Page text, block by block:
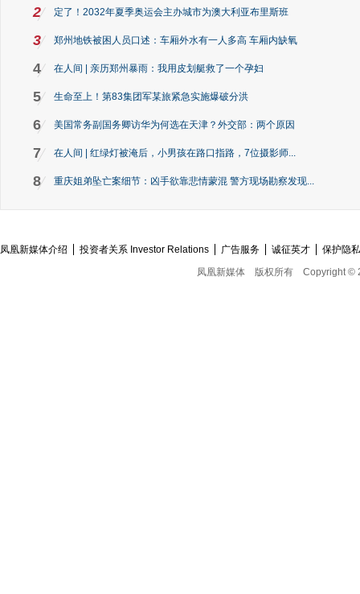
2 定了！2032年夏季奥运会主办城市为澳大利亚布里斯班
3 郑州地铁被困人员口述：车厢外水有一人多高 车厢内缺氧
4 在人间 | 亲历郑州暴雨：我用皮划艇救了一个孕妇
5 生命至上！第83集团军某旅紧急实施爆破分洪
6 美国常务副国务卿访华为何选在天津？外交部：两个原因
7 在人间 | 红绿灯被淹后，小男孩在路口指路，7位摄影师...
8 重庆姐弟坠亡案细节：凶手欲靠悲情蒙混 警方现场勘察发现...
凤凰新媒体介绍 投资者关系 Investor Relations 广告服务 诚征英才
保护隐
凤凰新媒体
版权所有 Copyright ©